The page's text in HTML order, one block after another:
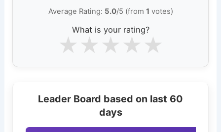
Average Rating: 5.0/5 (from 1 votes)
What is your rating?
★
★
★
★
★
Leader Board based on last 60
days